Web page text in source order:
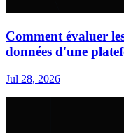
Comment évaluer
données d'une
Jul 28, 2026